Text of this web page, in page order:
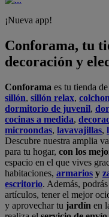
¡Nueva app!
Conforama, tu
decoración y
Conforama es tu tienda de
sillón, sillón relax,
dormitorio de juvenil,
cocinas a medida,
microondas, lavavajillas,
Descubre nuestra amplia
para tu hogar, con los
espacio en el que vives
habitaciones, armarios y
escritorio. Además,
artículos, tener el mejor
y aprovechar tu jardín en